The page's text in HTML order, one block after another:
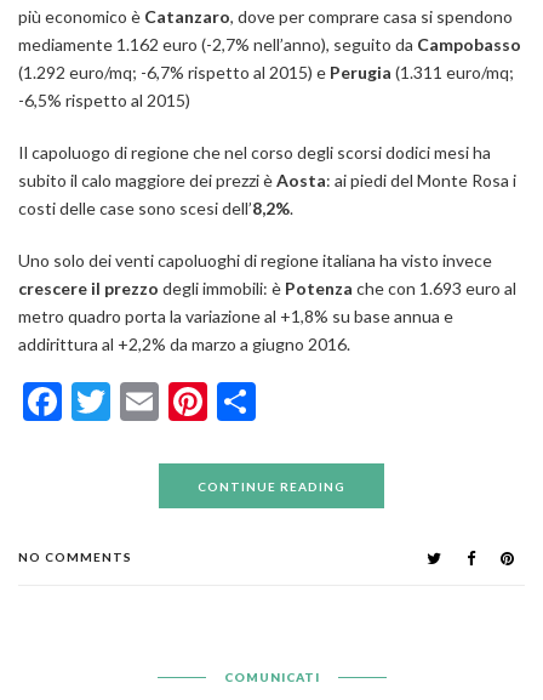
più economico è Catanzaro, dove per comprare casa si spendono
mediamente 1.162 euro (-2,7% nell’anno), seguito da Campobasso
(1.292 euro/mq; -6,7% rispetto al 2015) e Perugia (1.311 euro/mq;
-6,5% rispetto al 2015)
Il capoluogo di regione che nel corso degli scorsi dodici mesi ha
subito il calo maggiore dei prezzi èAosta: ai piedi del Monte Rosa i
costi delle case sono scesi dell’8,2%.
Uno solo dei venti capoluoghi di regione italiana ha visto invece
crescere il prezzo degli immobili: è Potenza che con 1.693 euro al
metro quadro porta la variazione al +1,8% su base annua e
addirittura al +2,2% da marzo a giugno 2016.
Facebook
Twitter
EmailPinterest
CONTINUE READING
NO COMMENTS
COMUNICATI